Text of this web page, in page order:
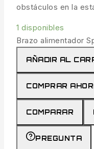
obstáculos en la
1 disponibles
Brazo alimentador
AÑADIR AL
COMPRAR
COMPARAR
PREGUNTA